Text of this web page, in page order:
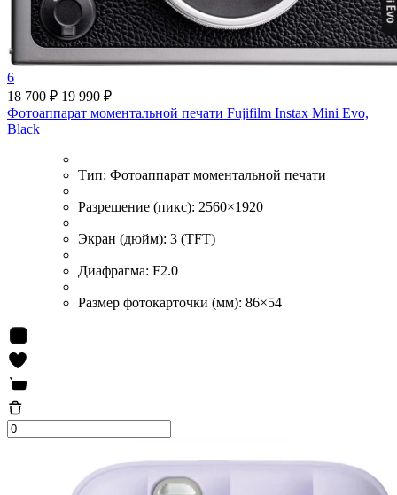
6
18 700 ₽ 19 990 ₽
Фотоаппарат моментальной печати Fujifilm Instax Mini Evo,
Black
Тип: Фотоаппарат моментальной печати
Разрешение (пикс): 2560×1920
Экран (дюйм): 3 (TFT)
Диафрагма: F2.0
Размер фотокарточки (мм): 86×54